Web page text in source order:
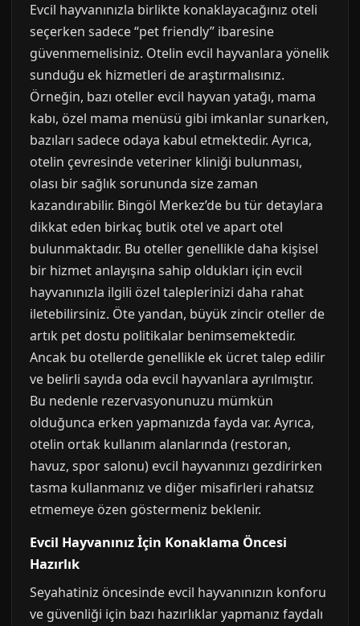
Evcil hayvanınızla birlikte konaklayacağınız oteli
seçerken sadece “pet friendly” ibaresine
güvenmemelisiniz. Otelin evcil hayvanlara yönelik
sunduğu ek hizmetleri de araştırmalısınız.
Örneğin, bazı oteller evcil hayvan yatağı, mama
kabı, özel mama menüsü gibi imkanlar sunarken,
bazıları sadece odaya kabul etmektedir. Ayrıca,
otelin çevresinde veteriner kliniği bulunması,
olası bir sağlık sorununda size zaman
kazandırabilir. Bingöl Merkez’de bu tür detaylara
dikkat eden birkaç butik otel ve apart otel
bulunmaktadır. Bu oteller genellikle daha kişisel
bir hizmet anlayışına sahip oldukları için evcil
hayvanınızla ilgili özel taleplerinizi daha rahat
iletebilirsiniz. Öte yandan, büyük zincir oteller de
artık pet dostu politikalar benimsemektedir.
Ancak bu otellerde genellikle ek ücret talep edilir
ve belirli sayıda oda evcil hayvanlara ayrılmıştır.
Bu nedenle rezervasyonunuzu mümkün
olduğunca erken yapmanızda fayda var. Ayrıca,
otelin ortak kullanım alanlarında (restoran,
havuz, spor salonu) evcil hayvanınızı gezdirirken
tasma kullanmanız ve diğer misafirleri rahatsız
etmemeye özen göstermeniz beklenir.
Evcil Hayvanınız İçin Konaklama Öncesi
Hazırlık
Seyahatiniz öncesinde evcil hayvanınızın konforu
ve güvenliği için bazı hazırlıklar yapmanız faydalı